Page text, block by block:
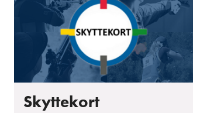
Skyttekort